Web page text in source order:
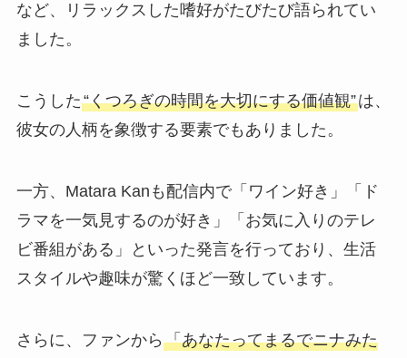
など、リラックスした嗜好がたびたび語られてい
ました。
こうした“くつろぎの時間を大切にする価値観”は、
彼女の人柄を象徴する要素でもありました。
一方、Matara Kanも配信内で「ワイン好き」「ド
ラマを一気見するのが好き」「お気に入りのテレ
ビ番組がある」といった発言を行っており、生活
スタイルや趣味が驚くほど一致しています。
さらに、ファンから 「あなたってまるでニナみた